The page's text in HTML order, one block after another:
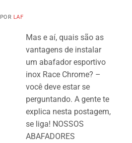
POR LAF
Mas e aí, quais são as
vantagens de instalar
um abafador esportivo
inox Race Chrome? –
você deve estar se
perguntando. A gente te
explica nesta postagem,
se liga! NOSSOS
ABAFADORES